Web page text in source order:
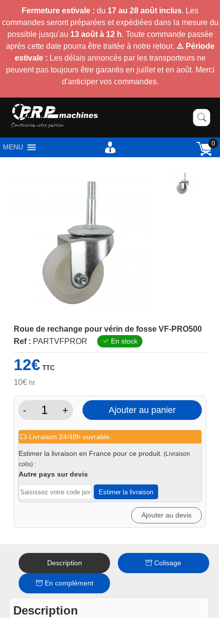
Fermeture estivale : du 17 au 28 août inclus. Les
commandes seront préparées et expédiées dans la mesure du
possible jusqu'au 13 août à 12 h. Toute commande passée
après cette date pourra être traitée à notre retour. ⚠️ Période
estivale : Les délais annoncés par les transporteurs ne
peuvent pas toujours être garantis en juillet et en août. Merci
d'anticiper vos commandes.
MENU 0
Roue de rechange pour vérin de fosse VF-PRO500
Ref : PARTVFPROR En stock
12€ TTC
10€ht
-
quantité
Roue
de
pour
vérin
de
+ Ajouter au panier
Livraison 24/48h ouvrable.
Estimer la livraison en France pour ce produit. (Livraison
colis) :
Autre pays sur devis
Estimer la livraison
Ajouter au devis
Description Colisage
En complément
Description